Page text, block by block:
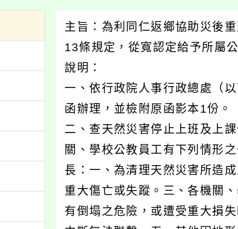
主旨：為利同仁返鄉協助災後
13條規定，從寬認定給予所屬
說明：
一、依行政院人事行政總處（
函辦理，並檢附原函影本1份。
二、查天然災害停止上班及上
關、學校公教員工有下列情形
長：一、為清理天然災害所造
重大傷亡或失蹤。三、各機關
有倒塌之危險，或遭受重大損